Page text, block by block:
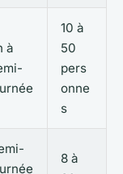
à
10 à
50
pers
onne
s
8 à